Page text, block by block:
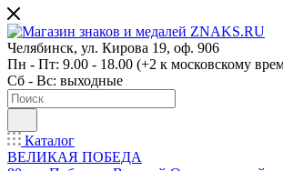
Челябинск, ул. Кирова 19, оф. 906
Пн - Пт: 9.00 - 18.00 (+2 к московскому
Сб - Вс: выходные
Каталог
ВЕЛИКАЯ ПОБЕДА